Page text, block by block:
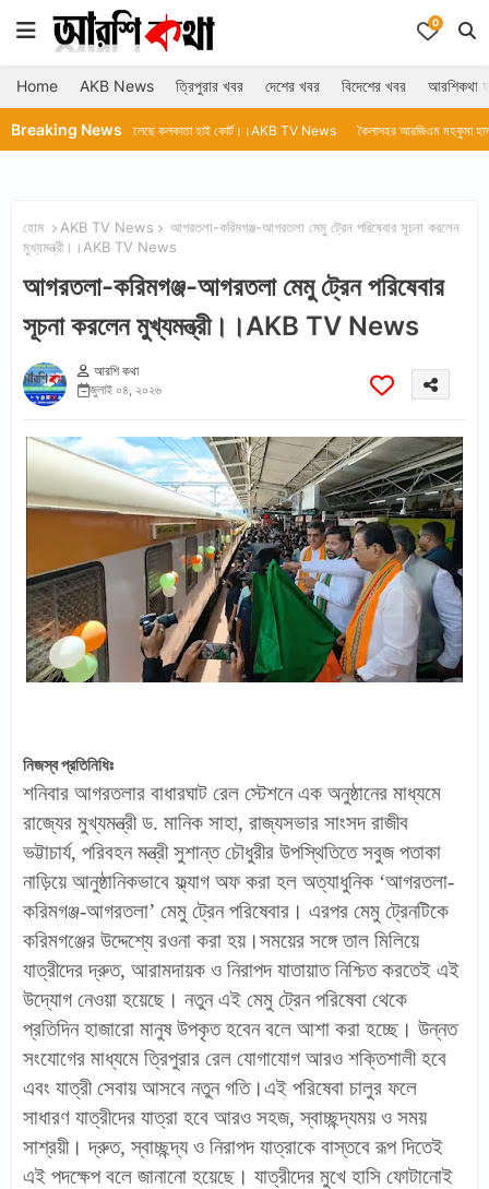
0
Home AKB News ত্রিপুরার খবর দেশের খবর বিদেশের খবর আরশিকথা
Breaking News
পেতে চলেছে কলকাতা হাই কোর্ট।।AKB TV News কৈলাসহর আরজিএম মহকুমা হাসপাতালে
হোম AKB TV News
আগরতলা-করিমগঞ্জ-আগরতলা মেমু ট্রেন পরিষেবার সূচনা করলেন
মুখ্যমন্ত্রী।।AKB TV News
আগরতলা-করিমগঞ্জ-আগরতলা মেমু ট্রেন পরিষেবার
সূচনা করলেন মুখ্যমন্ত্রী।।AKB TV News
আরশি কথা
জুলাই ০৪, ২০২৬
নিজস্ব প্রতিনিধিঃ
শনিবার আগরতলার বাধারঘাট রেল স্টেশনে এক অনুষ্ঠানের মাধ্যমে
রাজ্যের মুখ্যমন্ত্রী ড. মানিক সাহা, রাজ্যসভার সাংসদ রাজীব
ভট্টাচার্য, পরিবহন মন্ত্রী সুশান্ত চৌধুরীর উপস্থিতিতে সবুজ পতাকা
নাড়িয়ে আনুষ্ঠানিকভাবে ফ্ল্যাগ অফ করা হল অত্যাধুনিক ‘আগরতলা-
করিমগঞ্জ-আগরতলা’ মেমু ট্রেন পরিষেবার। এরপর মেমু ট্রেনটিকে
করিমগঞ্জের উদ্দেশ্যে রওনা করা হয়।সময়ের সঙ্গে তাল মিলিয়ে
যাত্রীদের দ্রুত, আরামদায়ক ও নিরাপদ যাতায়াত নিশ্চিত করতেই এই
উদ্যোগ নেওয়া হয়েছে। নতুন এই মেমু ট্রেন পরিষেবা থেকে
প্রতিদিন হাজারো মানুষ উপকৃত হবেন বলে আশা করা হচ্ছে। উন্নত
সংযোগের মাধ্যমে ত্রিপুরার রেল যোগাযোগ আরও শক্তিশালী হবে
এবং যাত্রী সেবায় আসবে নতুন গতি।এই পরিষেবা চালুর ফলে
সাধারণ যাত্রীদের যাত্রা হবে আরও সহজ, স্বাচ্ছন্দ্যময় ও সময়
সাশ্রয়ী। দ্রুত, স্বাচ্ছন্দ্য ও নিরাপদ যাত্রাকে বাস্তবে রূপ দিতেই
এই পদক্ষেপ বলে জানানো হয়েছে। যাত্রীদের মুখে হাসি ফোটানোই